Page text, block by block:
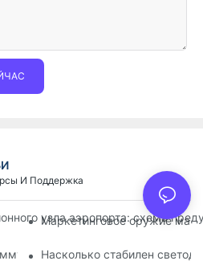
И Поддержка
узла аэропорта: схема
Маркетинговое оружие
для организаций по
Насколько стабилен